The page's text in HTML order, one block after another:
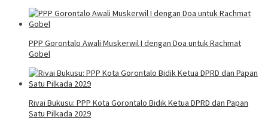
PPP Gorontalo Awali Muskerwil I dengan Doa untuk Rachmat
Gobel
Rivai Bukusu: PPP Kota Gorontalo Bidik Ketua DPRD dan Papan
Satu Pilkada 2029